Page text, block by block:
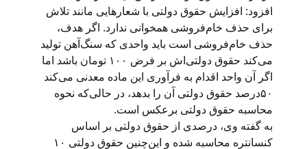
افزود: افزایش حقوق دولتی با شعارهایی مانند تلاش
برای حذف خام‌فروشی همخوانی ندارد. اگر هدف،
حذف خام‌فروشی است باید واحدی که سنگ‌آهن تولید
می‌کند حقوق دولتی‌اش بر فرض ۱۰۰ تومان باشد اما
اگر آن واحد اقدام به فرآوری این ماده معدنی می‌کند
۵۰درصد حقوق دولتی آن را بدهد، در حالی‌که نحوه
محاسبه حقوق دولتی برعکس است.
به گفته وی، درصدی از حقوق دولتی بر اساس
کنسانتره محاسبه شده و این‌چنین حقوق دولتی ۱۰